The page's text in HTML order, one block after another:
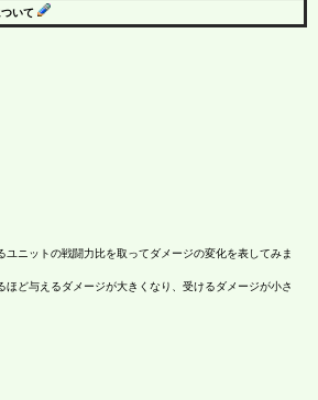
いて
ユニットの戦闘力比を取ってダメージの変化を表してみま
ほど与えるダメージが大きくなり、受けるダメージが小さ